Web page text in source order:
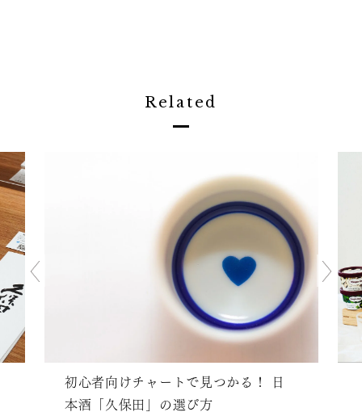
Related
初心者向けチャートで見つかる！ 日
本酒「久保田」の選び方